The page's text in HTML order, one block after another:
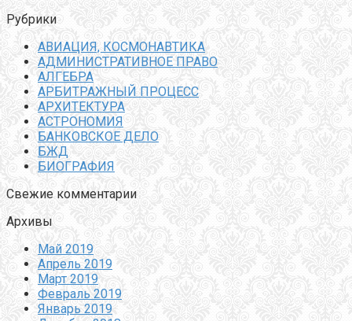
Рубрики
АВИАЦИЯ, КОСМОНАВТИКА
АДМИНИСТРАТИВНОЕ ПРАВО
АЛГЕБРА
АРБИТРАЖНЫЙ ПРОЦЕСС
АРХИТЕКТУРА
АСТРОНОМИЯ
БАНКОВСКОЕ ДЕЛО
БЖД
БИОГРАФИЯ
Свежие комментарии
Архивы
Май 2019
Апрель 2019
Март 2019
Февраль 2019
Январь 2019